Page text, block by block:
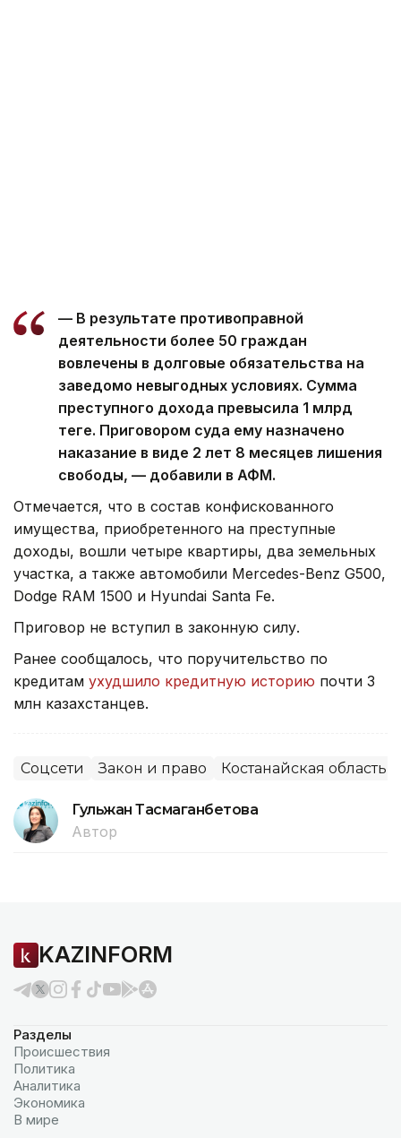
— В результате противоправной
деятельности более 50 граждан
вовлечены в долговые обязательства на
заведомо невыгодных условиях. Сумма
преступного дохода превысила 1 млрд
теңге. Приговором суда ему назначено
наказание в виде 2 лет 8 месяцев лишения
свободы, — добавили в АФМ.
Отмечается, что в состав конфискованного
имущества, приобретенного на преступные
доходы, вошли четыре квартиры, два земельных
участка, а также автомобили Mercedes-Benz G500,
Dodge RAM 1500 и Hyundai Santa Fe.
Приговор не вступил в законную силу.
Ранее сообщалось, что поручительство по
кредитам ухудшило кредитную историю почти 3
млн казахстанцев.
Соцсети Закон и право Костанайская область
Гульжан Тасмаганбетова
Автор
KAZINFORM
Разделы
Происшествия
Политика
Аналитика
Экономика
В мире